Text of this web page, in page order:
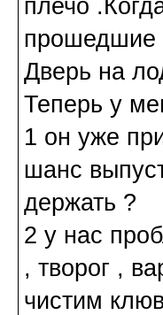
плечо
прошедшие
Дверь на
Теперь у
1 он уже
шанс
держать ?
2 у нас
, творог ,
чистим